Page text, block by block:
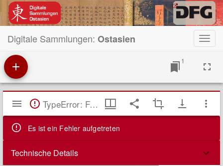
Digitale Sammlungen: Ostasien
1
Mirador
Viewer TypeError: Failed to fetch
Es ist ein Fehler aufgetreten
Technische Details